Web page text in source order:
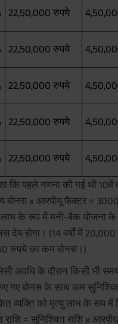
22,50,000 रुपये
22,50,000 रुपये
22,50,000 रुपये
22,50,000 रुपये
22,50,000 रुपये
कि पहले गणना की गई थी 10वें
बोनस x आरपीयू फैक्टर =
लाभ के रूप में मनी-बैक योजना
देय होगा। (14 वर्षों में
रुपये का कम बोनस।)
अवधि के दौरान किसी भी
गए बोनस के साथ कम
व्यक्ति को मृत्यु लाभ के रूप में
= सुनिश्चित राशि x